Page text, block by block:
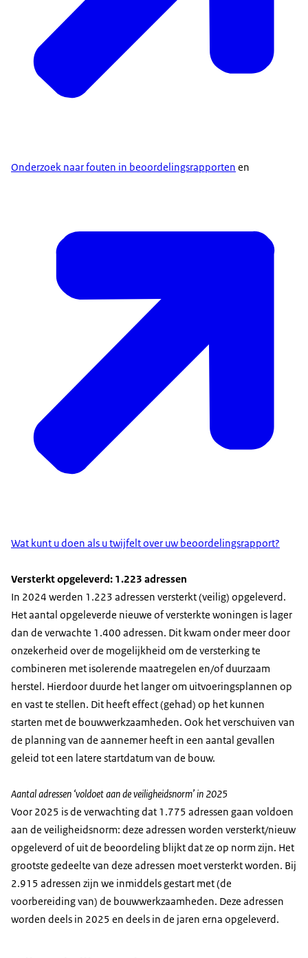
Onderzoek naar fouten in beoordelingsrapporten en
Wat kunt u doen als u twijfelt over uw beoordelingsrapport?
Versterkt opgeleverd: 1.223 adressen
In 2024 werden 1.223 adressen versterkt (veilig) opgeleverd.
Het aantal opgeleverde nieuwe of versterkte woningen is lager
dan de verwachte 1.400 adressen. Dit kwam onder meer door
onzekerheid over de mogelijkheid om de versterking te
combineren met isolerende maatregelen en/of duurzaam
herstel. Hierdoor duurde het langer om uitvoeringsplannen op
en vast te stellen. Dit heeft effect (gehad) op het kunnen
starten met de bouwwerkzaamheden. Ook het verschuiven van
de planning van de aannemer heeft in een aantal gevallen
geleid tot een latere startdatum van de bouw.
Aantal adressen ‘voldoet aan de veiligheidsnorm’ in 2025
Voor 2025 is de verwachting dat 1.775 adressen gaan voldoen
aan de veiligheidsnorm: deze adressen worden versterkt/nieuw
opgeleverd of uit de beoordeling blijkt dat ze op norm zijn. Het
grootste gedeelte van deze adressen moet versterkt worden. Bij
2.915 adressen zijn we inmiddels gestart met (de
voorbereiding van) de bouwwerkzaamheden. Deze adressen
worden deels in 2025 en deels in de jaren erna opgeleverd.